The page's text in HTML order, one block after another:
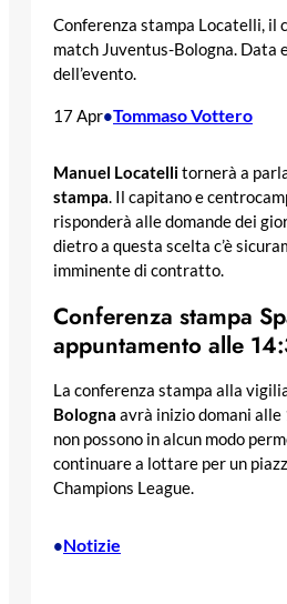
Conferenza stampa Locatelli, il
match Juventus-Bologna. Data
dell’evento.
17 Apr•Tommaso Vottero
Manuel Locatellitornerà a
stampa. Il capitano e
risponderà alle domande dei
dietro a questa scelta c’è
imminente di contratto.
Conferenza stampa
appuntamento alle
La conferenza stampa alla
Bologna avrà inizio domani
non possono in alcun modo
continuare a lottare per un
Champions League.
•Notizie